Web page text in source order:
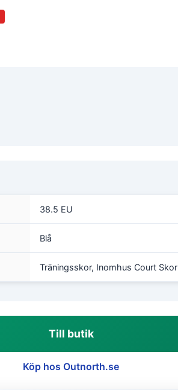
38.5 EU
Blå
Träningsskor, Inomhus Court Skor
Till butik
Köp hos Outnorth.se